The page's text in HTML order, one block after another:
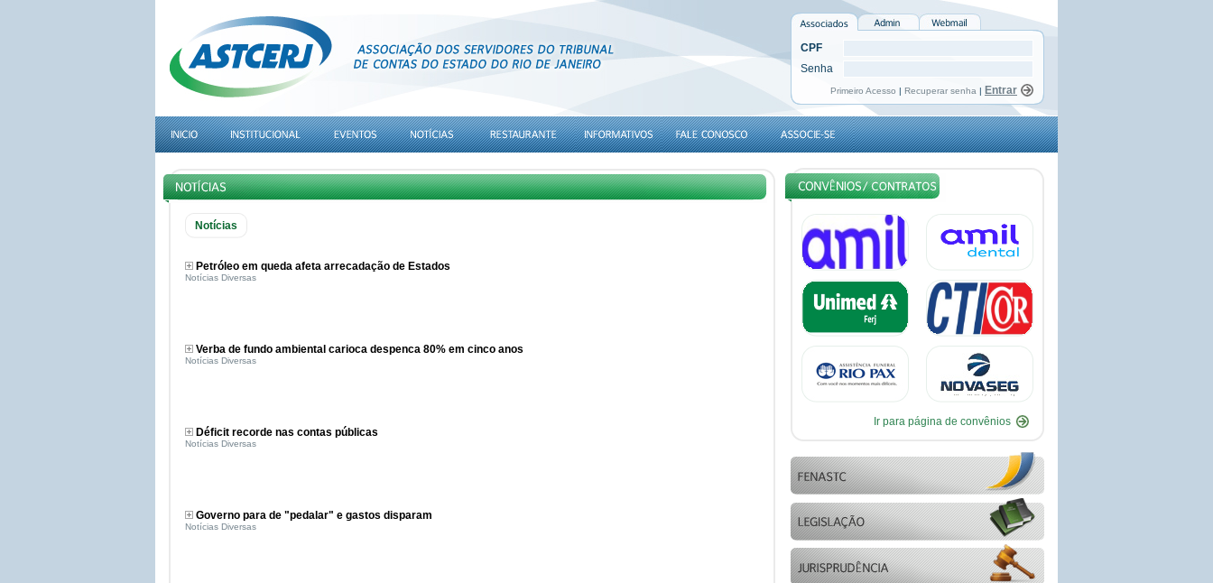
CPF
Senha
Primeiro Acesso | Recuperar senha |
Notícias
Petróleo em queda afeta arrecadação de Estados
Notícias Diversas
Verba de fundo ambiental carioca despenca 80% em cinco anos
Notícias Diversas
Déficit recorde nas contas públicas
Notícias Diversas
Governo para de "pedalar" e gastos disparam
Notícias Diversas
Ir para página de convênios